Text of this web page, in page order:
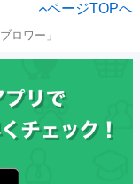
ページTOPへ
ロワー」